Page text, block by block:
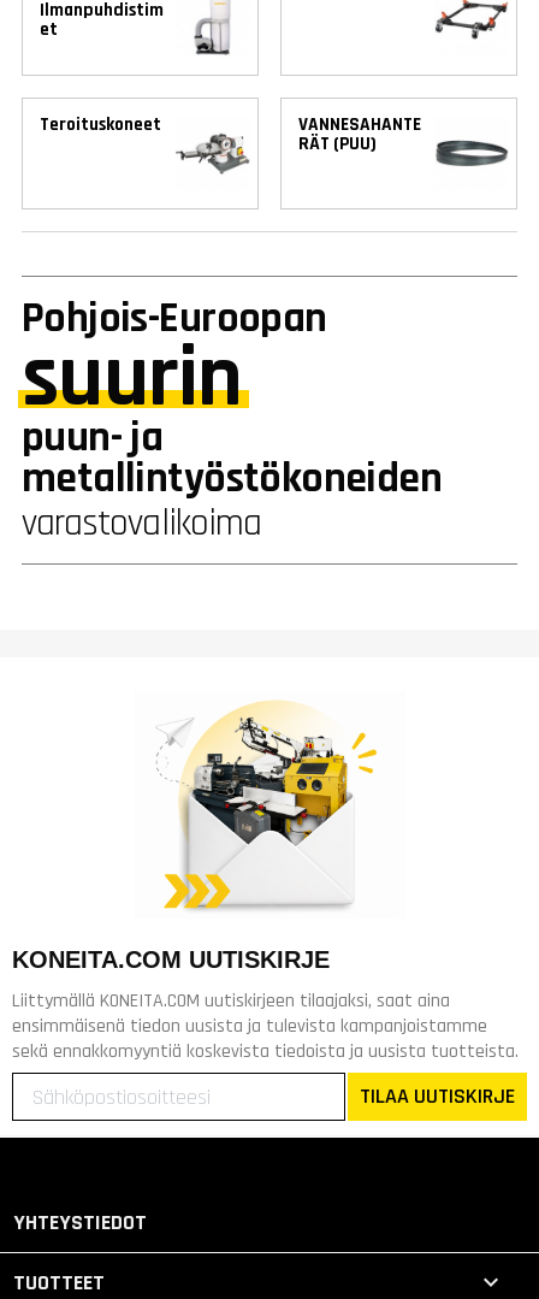
Ilmanpuhdistim
et
Teroituskoneet
VANNESAHANTE
RÄT (PUU)
Pohjois-Euroopan
suurin
puun- ja
metallintyöstökoneiden
varastovalikoima
KONEITA.COM UUTISKIRJE
Liittymällä KONEITA.COM uutiskirjeen tilaajaksi, saat aina
ensimmäisenä tiedon uusista ja tulevista kampanjoistamme
sekä ennakkomyyntiä koskevista tiedoista ja uusista tuotteista.
TILAA UUTISKIRJE
YHTEYSTIEDOT
TUOTTEET 